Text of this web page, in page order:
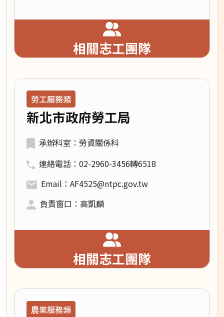
相關志工團隊
領域類別：
勞工服務類
新北市政府勞工局
承辦科室：勞資關係科
連絡電話：02-2960-3456轉6518
Email：AF4525@ntpc.gov.tw
負責窗口：高凱麟
相關志工團隊
領域類別：
農業服務類